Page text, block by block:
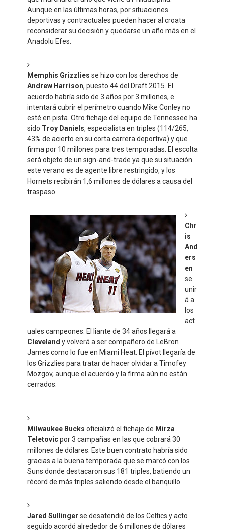
Aunque en las últimas horas, por situaciones
deportivas y contractuales pueden hacer al croata
reconsiderar su decisión y quedarse un año más en el
Anadolu Efes.
Memphis Grizzlies se hizo con los derechos de
Andrew Harrison, puesto 44 del Draft 2015. El
acuerdo habría sido de 3 años por 3 millones, e
intentará cubrir el perímetro cuando Mike Conley no
esté en pista. Otro fichaje del equipo de Tennessee ha
sido Troy Daniels, especialista en triples (114/265,
43% de acierto en su corta carrera deportiva) y que
firma por 10 millones para tres temporadas. El escolta
será objeto de un sign-and-trade ya que su situación
este verano es de agente libre restringido, y los
Hornets recibirán 1,6 millones de dólares a causa del
traspaso.
Chr
is
And
ers
en
se
unir
á a
los
act
uales campeones. El liante de 34 años llegará a
Cleveland y volverá a ser compañero de LeBron
James como lo fue en Miami Heat. El pívot llegaría de
los Grizzlies para tratar de hacer olvidar a Timofey
Mozgov, aunque el acuerdo y la firma aún no están
cerrados.
Milwaukee Bucks oficializó el fichaje de Mirza
Teletovicpor 3 campañas en las que cobrará 30
millones de dólares. Este buen contrato habría sido
gracias a la buena temporada que se marcó con los
Suns donde destacaron sus 181 triples, batiendo un
récord de más triples saliendo desde el banquillo.
Jared Sullinger se desatendió de los Celtics y acto
seguido acordó alrededor de 6 millones de dólares